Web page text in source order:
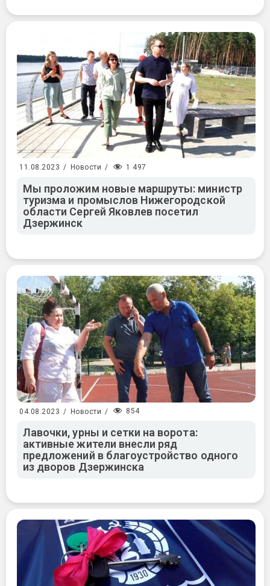
11.08.2023 / Новости / 1 497
Мы проложим новые маршруты: министр
туризма и промыслов Нижегородской
области Сергей Яковлев посетил
Дзержинск
04.08.2023 / Новости / 854
Лавочки, урны и сетки на ворота:
активные жители внесли ряд
предложений в благоустройство одного
из дворов Дзержинска